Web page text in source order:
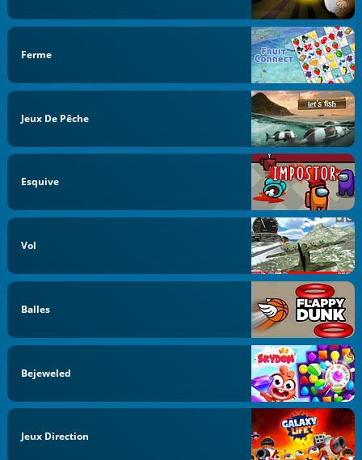
Ferme
Jeux De Pêche
Esquive
Vol
Balles
Bejeweled
Jeux Direction